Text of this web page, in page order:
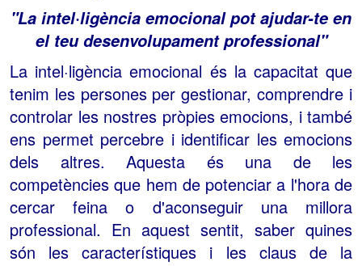
"La intel·ligència emocional pot ajudar-te en
el teu desenvolupament professional"
La intel·ligència emocional és la capacitat que
tenim les persones per gestionar, comprendre i
controlar les nostres pròpies emocions, i també
ens permet percebre i identificar les emocions
dels altres. Aquesta és una de les
competències que hem de potenciar a l'hora de
cercar feina o d'aconseguir una millora
professional. En aquest sentit, saber quines
són les característiques i les claus de la